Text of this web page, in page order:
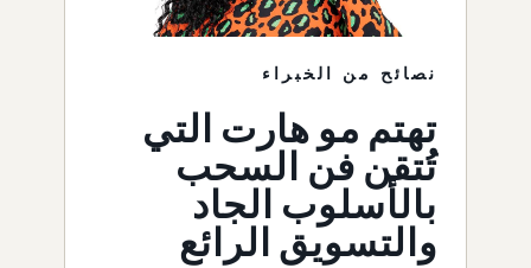
نصائح من الخبراء
تهتم مو هارت التي
تُتقن فن السحب
بالأسلوب الجاد
والتسويق الرائع